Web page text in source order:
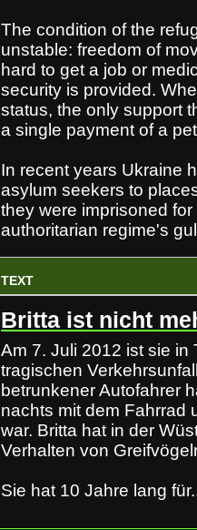
The condition of the
unstable: freedom of
hard to get a job or
security is provided.
status, the only support
a single payment of a
In recent years Ukraine
asylum seekers to
they were imprisoned
authoritarian regime's
TEXT
Britta ist nicht
Am 7. Juli 2012 ist sie in
tragischen
betrunkener Autofahrer
nachts mit dem Fahrrad
war. Britta hat in der
Verhalten von
Sie hat 10 Jahre lang